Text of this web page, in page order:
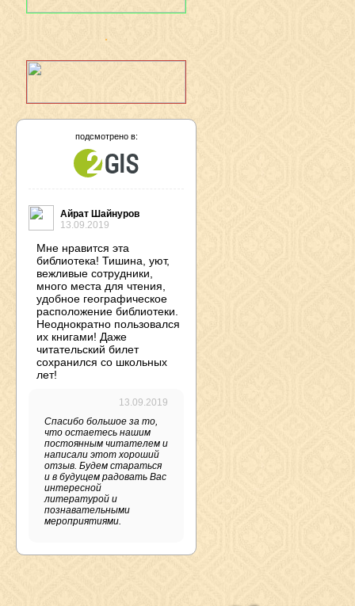
подсмотрено в:
Айрат Шайнуров
13.09.2019
Мне нравится эта
библиотека! Тишина, уют,
вежливые сотрудники,
много места для чтения,
удобное географическое
расположение библиотеки.
Неоднократно пользовался
их книгами! Даже
читательский билет
сохранился со школьных
лет!
13.09.2019
Спасибо большое за то,
что остаетесь нашим
постоянным читателем и
написали этот хороший
отзыв. Будем стараться
и в будущем радовать Вас
интересной
литературой и
познавательными
мероприятиями.